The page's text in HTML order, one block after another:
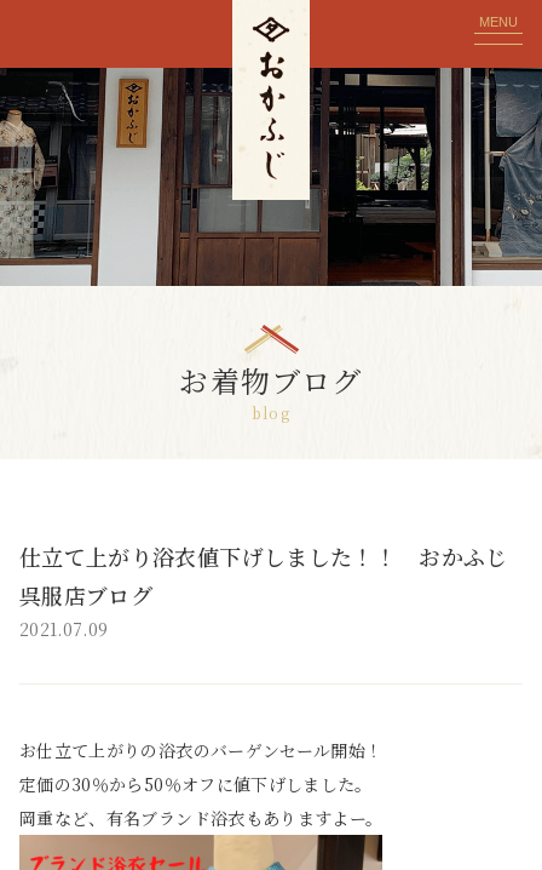
MENU
お着物ブログ
blog
仕立て上がり浴衣値下げしました！！ おかふじ
呉服店ブログ
2021.07.09
お仕立て上がりの浴衣のバーゲンセール開始！
定価の30％から50％オフに値下げしました。
岡重など、有名ブランド浴衣もありますよー。